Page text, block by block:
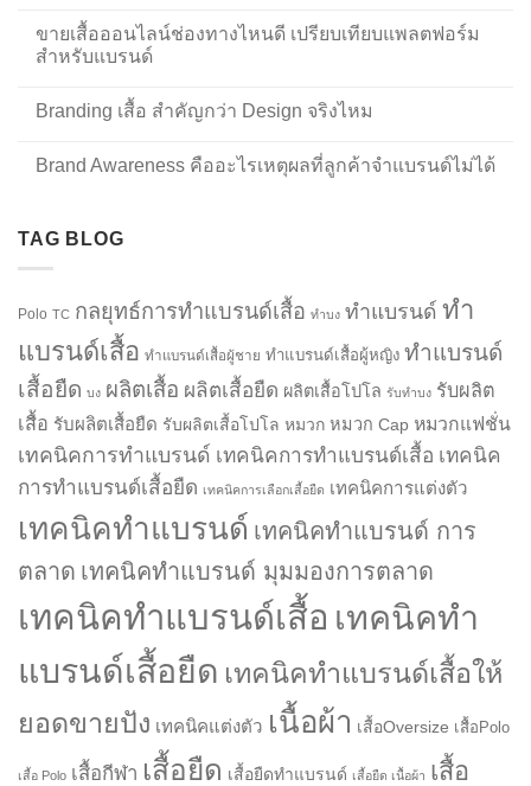
ขายเสื้อออนไลน์ช่องทางไหนดี เปรียบเทียบแพลตฟอร์ม
สำหรับแบรนด์
Branding เสื้อ สำคัญกว่า Design จริงไหม
Brand Awareness คืออะไรเหตุผลที่ลูกค้าจำแบรนด์ไม่ได้
TAG BLOG
Polo TC กลยุทธ์การทำแบรนด์เสื้อ ทำบง ทำแบรนด์ ทำ
แบรนด์เสื้อ ทำแบรนด์เสื้อผู้ชาย ทำแบรนด์เสื้อผู้หญิง ทำแบรนด์
เสื้อยืด บง ผลิตเสื้อ ผลิตเสื้อยืด ผลิตเสื้อโปโล รับทำบง รับผลิต
เสื้อ รับผลิตเสื้อยืด รับผลิตเสื้อโปโล หมวก หมวก Cap หมวกแฟชั่น
เทคนิคการทำแบรนด์ เทคนิคการทำแบรนด์เสื้อ เทคนิค
การทำแบรนด์เสื้อยืด เทคนิคการเลือกเสื้อยืด เทคนิคการแต่งตัว
เทคนิคทำแบรนด์ เทคนิคทำแบรนด์ การ
ตลาด เทคนิคทำแบรนด์ มุมมองการตลาด
เทคนิคทำแบรนด์เสื้อ เทคนิคทำ
แบรนด์เสื้อยืด เทคนิคทำแบรนด์เสื้อให้
ยอดขายปัง เทคนิคแต่งตัว เนื้อผ้า เสื้อOversize เสื้อPolo
เสื้อ Polo เสื้อกีฬา เสื้อยืด เสื้อยืดทำแบรนด์ เสื้อยืด เนื้อผ้า เสื้อ